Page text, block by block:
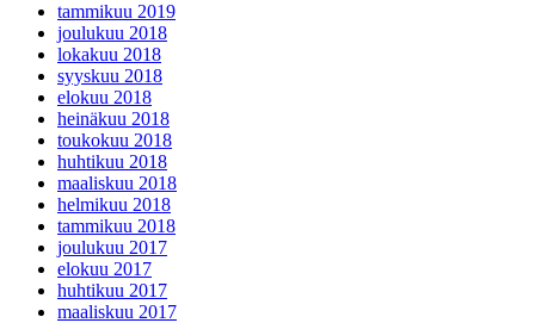
tammikuu 2019
joulukuu 2018
lokakuu 2018
syyskuu 2018
elokuu 2018
heinäkuu 2018
toukokuu 2018
huhtikuu 2018
maaliskuu 2018
helmikuu 2018
tammikuu 2018
joulukuu 2017
elokuu 2017
huhtikuu 2017
maaliskuu 2017